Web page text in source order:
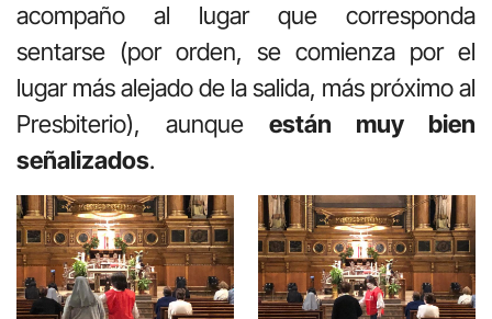
acompaño al lugar que corresponda
sentarse (por orden, se comienza por el
lugar más alejado de la salida, más próximo al
Presbiterio), aunque están muy bien
señalizados.